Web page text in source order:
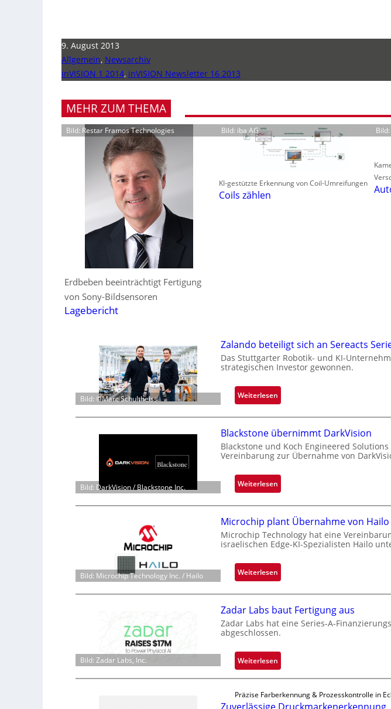
9. August 2013
Allgemein, Newsarchiv
inVISION 1 2014, inVISION Newsletter 16 2013
MEHR ZUM THEMA
Bild: Restar Framos Technologies
Erdbeben beeinträchtigt Fertigung
von Sony-Bildsensoren
Lagebericht
Bild: iba AG
KI-gestützte Erkennung von Coil-Umreifungen
Coils zählen
Bild: ©Marc Schultheiss
Zalando beteiligt sich an Sereacts
Das Stuttgarter Robotik- und KI-
strategischen Investor gewonnen.
Weiterlesen
Z
a
l
a
n
b
e
t
i
i
g
t
i
c
a
S
r
Bild: DarkVision / Blackstone Inc.
Blackstone übernimmt DarkVision
Blackstone und Koch Engineered Solutions
Vereinbarung zur Übernahme von
Weiterlesen
B
l
a
c
k
o
n
e
ü
b
r
n
i
m
m
Bild: Microchip Technology Inc. / Hailo
Microchip plant Übernahme von Hailo
Microchip Technology hat eine
israelischen Edge-KI-Spezialisten Hailo
Weiterlesen
M
i
c
r
o
i
p
p
Bild: Zadar Labs, Inc.
Zadar Labs baut Fertigung aus
Zadar Labs hat eine Series-A-
abgeschlossen.
Weiterlesen
Z
d
Präzise Farberkennung & Prozesskontrolle in